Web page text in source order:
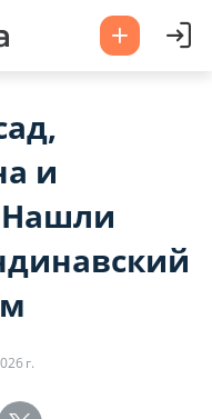
и
Нашли
г.